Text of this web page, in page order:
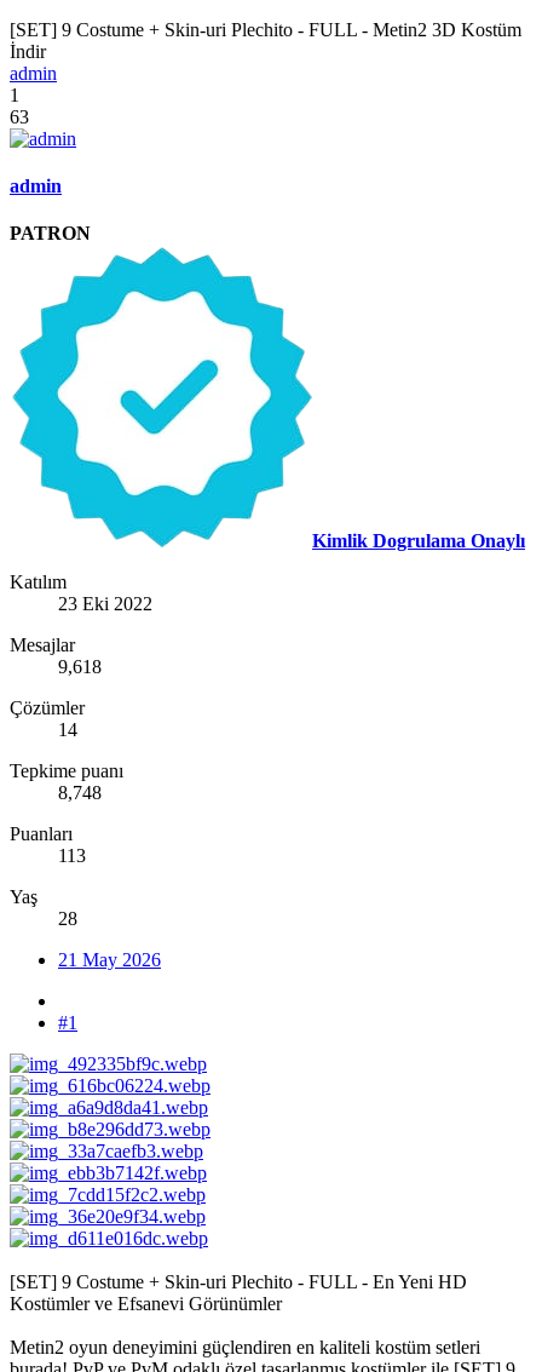
[SET] 9 Costume + Skin-uri Plechito - FULL - Metin2 3D Kostüm
İndir
admin
1
63
admin
PATRON
Kimlik Dogrulama Onaylı
Katılım
23 Eki 2022
Mesajlar
9,618
Çözümler
14
Tepkime puanı
8,748
Puanları
113
Yaş
28
21 May 2026
#1
[SET] 9 Costume + Skin-uri Plechito - FULL - En Yeni HD
Kostümler ve Efsanevi Görünümler
Metin2 oyun deneyimini güçlendiren en kaliteli kostüm setleri